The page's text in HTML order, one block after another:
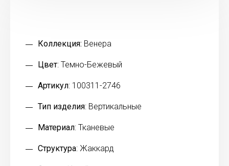
Коллекция: Венера
Цвет: Темно-Бежевый
Артикул: 100311-2746
Тип изделия: Вертикальные
Материал: Тканевые
Структура: Жаккард